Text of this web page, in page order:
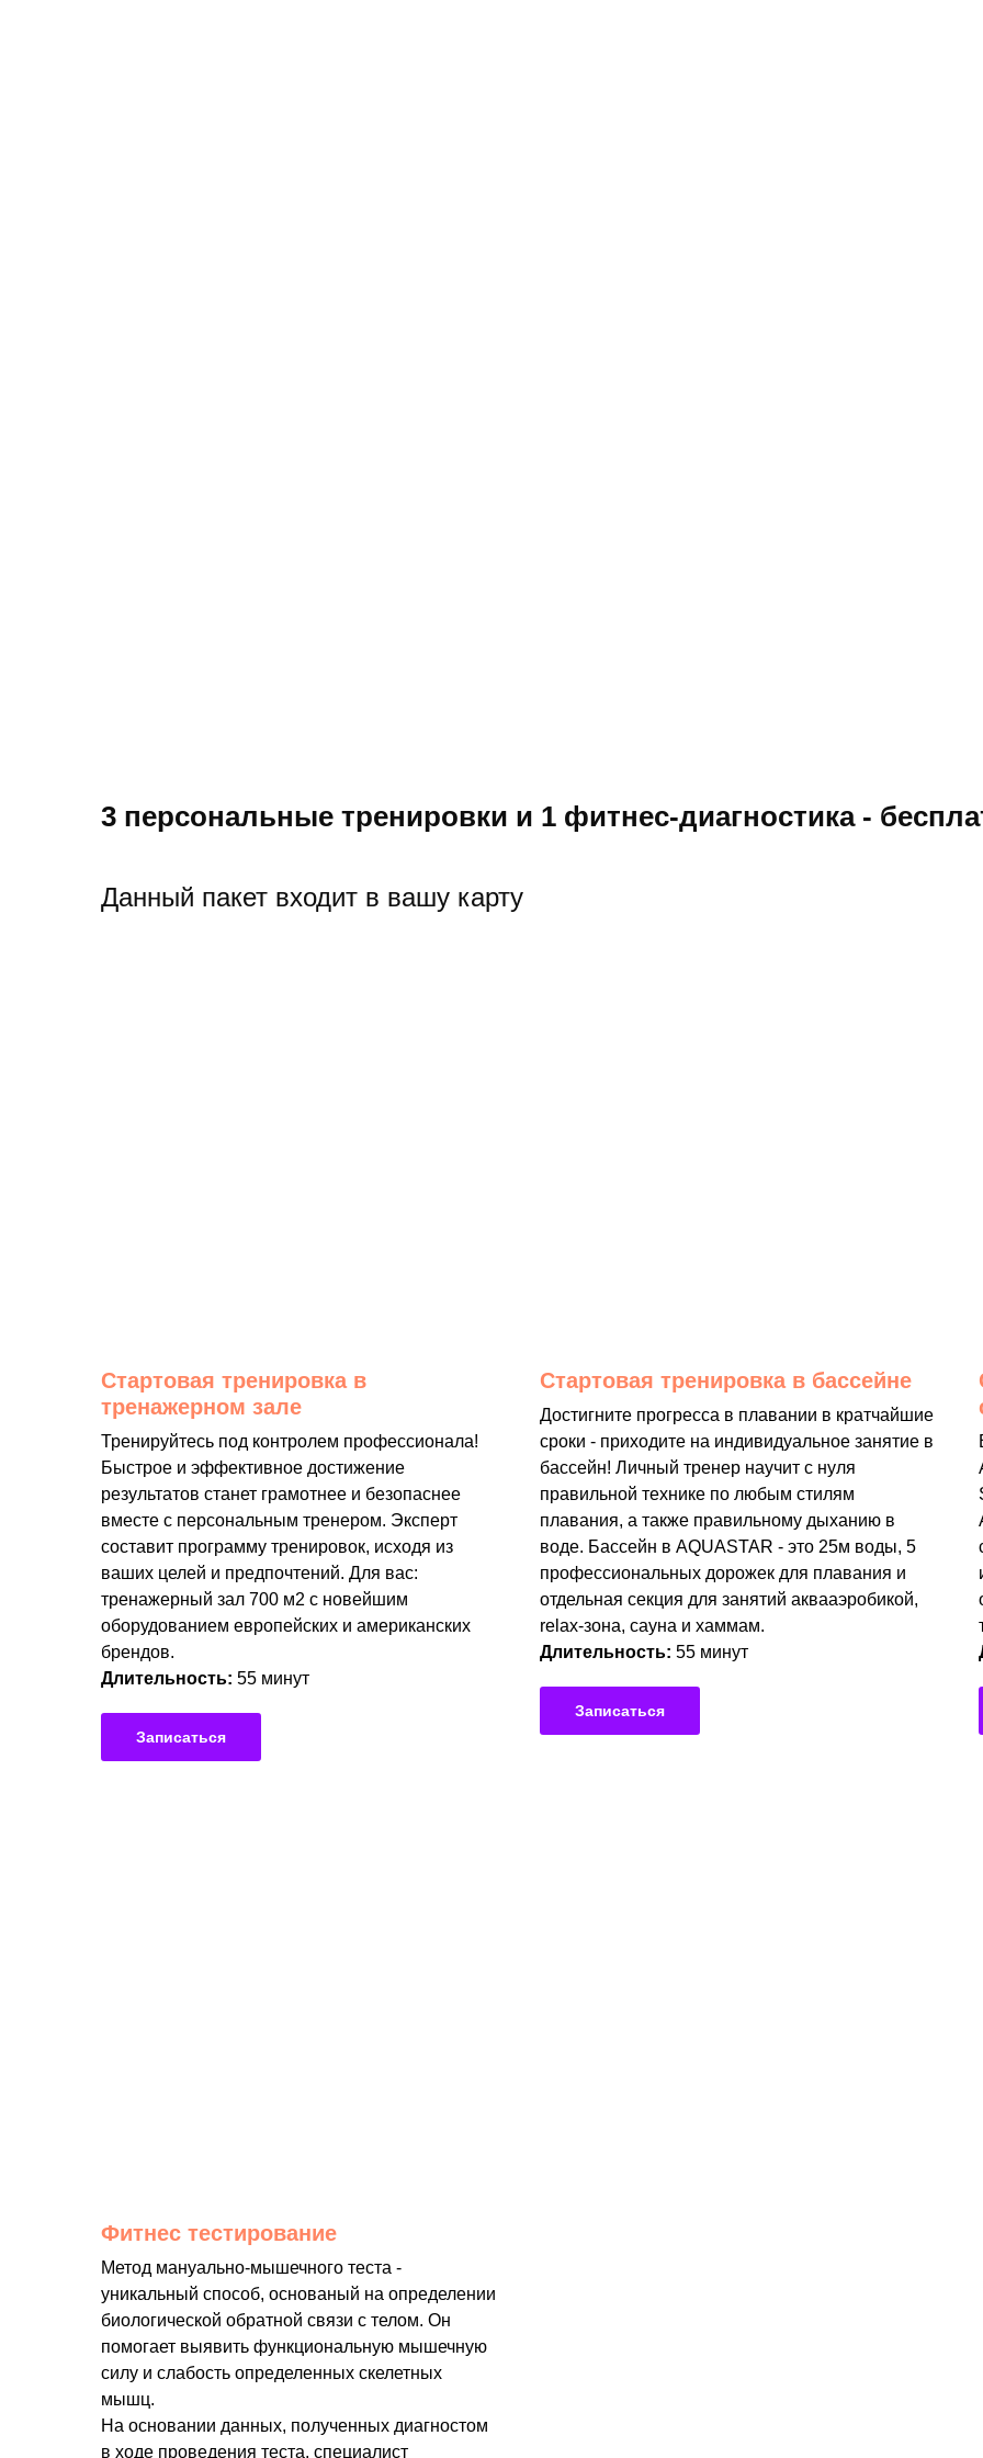
3 персональные тренировки и 1 фитнес-диагностика -
Данный пакет входит в вашу карту
Стартовая тренировка в
тренажерном зале
Тренируйтесь под контролем профессионала!
Быстрое и эффективное достижение
результатов станет грамотнее и безопаснее
вместе с персональным тренером. Эксперт
составит программу тренировок, исходя из
ваших целей и предпочтений. Для вас:
тренажерный зал 700 м2 с новейшим
оборудованием европейских и американских
брендов.
Длительность: 55 минут
Записаться
Стартовая тренировка в бассейне
Достигните прогресса в плавании в кратчайшие
сроки - приходите на индивидуальное занятие в
бассейн! Личный тренер научит с нуля
правильной технике по любым стилям
плавания, а также правильному дыханию в
воде. Бассейн в AQUASTAR - это 25м воды, 5
профессиональных дорожек для плавания и
отдельная секция для занятий аквааэробикой,
relax-зона, сауна и хаммам.
Длительность: 55 минут
Записаться
Фитнес тестирование
Метод мануально-мышечного теста -
уникальный способ, основаный на определении
биологической обратной связи с телом. Он
помогает выявить функциональную мышечную
силу и слабость определенных скелетных
мышц.
На основании данных, полученных диагностом
в ходе проведения теста, специалист